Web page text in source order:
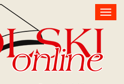
Toggle
navigation